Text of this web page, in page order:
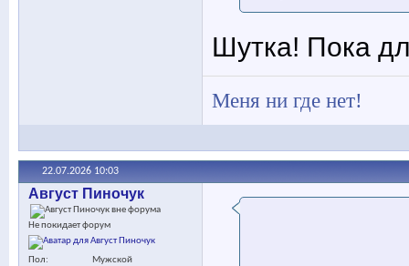
Шутка! Пока
Меня ни где нет!
22.07.2026 10:03
Август Пиночук
Не покидает форум
Пол
Мужской